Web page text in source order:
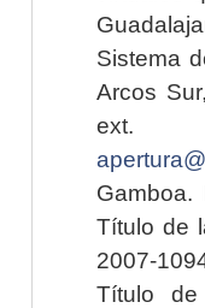
Sistema
Arcos
Título de
2007-
Título de